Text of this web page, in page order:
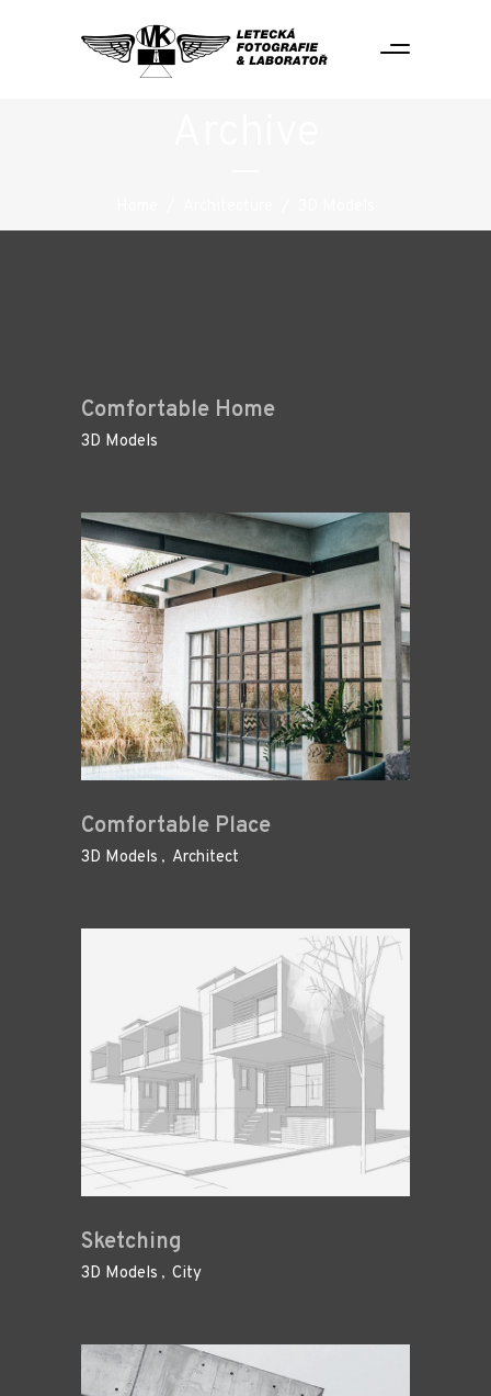
Comfortable Home
3D Models
Comfortable Place
3D Models Architect
Sketching
3D Models City